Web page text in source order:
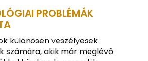
PROBLÉMÁK
különösen veszélyesek
számára, akik már meglévő